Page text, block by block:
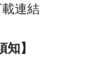
連結
知】